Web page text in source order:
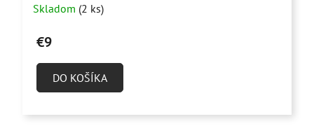
hodnotenie
produktu
z
Skladom (2 ks)
€9
DO KOŠÍKA